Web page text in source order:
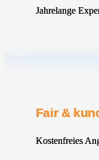
Jahrelange
Fair &
Kostenfreies